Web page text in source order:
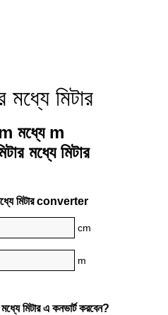
মধ্যে মিটার
মধ্যে m
মধ্যে মিটার
মিটার converter
cm
m
মিটার এ কনভার্ট করবেন?